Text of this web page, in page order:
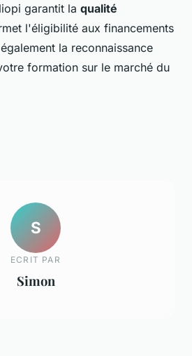
garantit la qualité
l'éligibilité aux financements
la reconnaissance
formation sur le marché du
S
ECRIT PAR
Simon